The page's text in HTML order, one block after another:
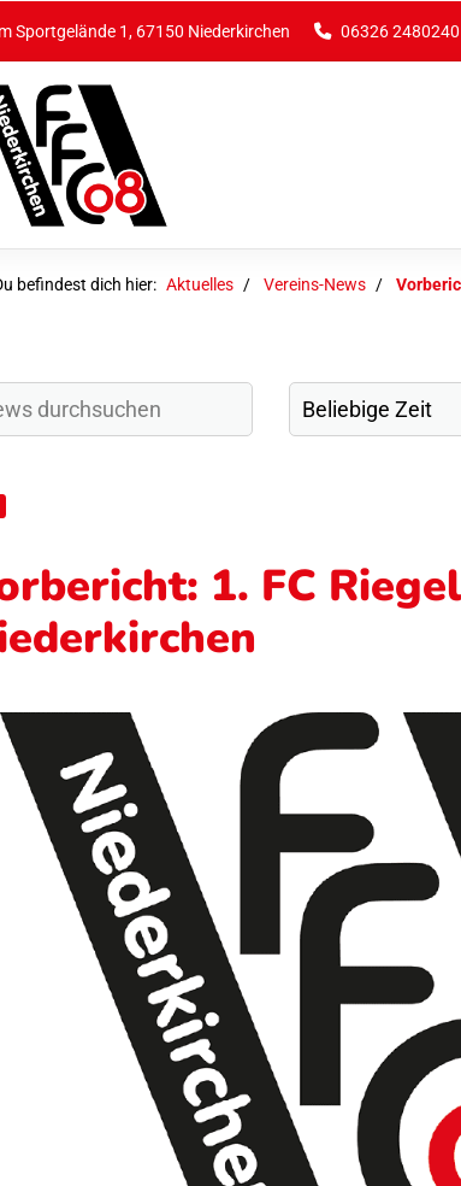
Sportgelände 1, 67150 Niederkirchen 06326 2480240
befindest dich hier: Aktuelles Vereins-News
1. FC